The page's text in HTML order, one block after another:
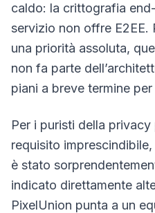
caldo: la crittografia
servizio non offre E2EE.
una priorità assoluta,
non fa parte
piani a breve termine
Per i puristi della privacy
requisito
è stato
indicato direttamente
PixelUnion punta a un